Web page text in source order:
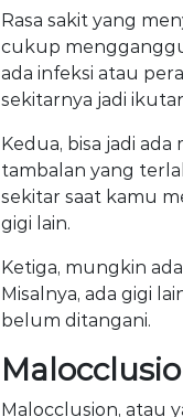
Rasa sakit yang
cukup
ada infeksi atau
sekitarnya jadi
Kedua, bisa jadi
tambalan yang
sekitar saat kamu
gigi lain.
Ketiga, mungkin
Misalnya, ada gigi
belum ditangani.
Malocclusion, atau